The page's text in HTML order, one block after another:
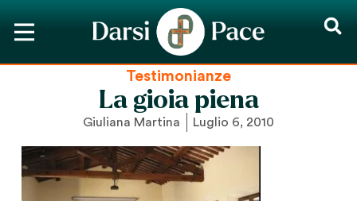
Testimonianze
La gioia piena
Giuliana Martina Luglio 6, 2010